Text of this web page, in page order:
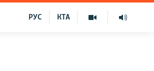
КТА
РУС